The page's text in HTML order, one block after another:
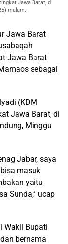
Jawa Barat, di
malam.
Jawa Barat
Jawa Barat
sebagai
(KDM
Jawa Barat, di
Minggu
Jabar, saya
masuk
yaitu
Sunda,” ucap
Wakil Bupati
bernama